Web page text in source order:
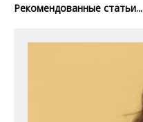
Рекомендованные статьи...